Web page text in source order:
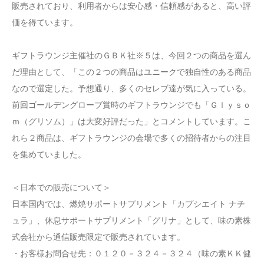
販売されており、利用者からは安心感・信頼感があると、高い評
価を得ています。
ギフトラウンジ主催社のＧＢＫ社※５は、今回２つの商品を選ん
だ理由として、「この２つの商品はユニークで独自性のある商品
なので選定した。予想通り、多くのセレブ達が気に入っている。
前回ゴールデングローブ賞時のギフトラウンジでも「Ｇｌｙｓｏ
ｍ（グリソム）」は大変好評だった」とコメントしています。こ
れら２商品は、ギフトラウンジの会場で多くの招待者からの注目
を集めていました。
＜日本での販売について＞
日本国内では、燃焼サポートサプリメント「カプシエイト ナチ
ュラ」、休息サポートサプリメント「グリナ」として、味の素株
式会社から通信販売限定で販売されています。
・お客様お問合せ先：０１２０－３２４－３２４（味の素ＫＫ健